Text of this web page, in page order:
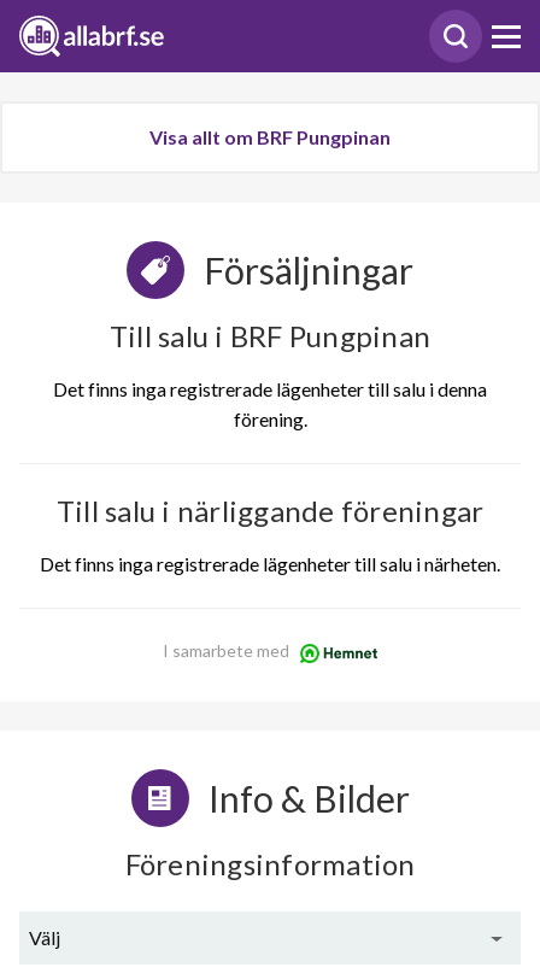
Visa allt om BRF Pungpinan
Försäljningar
Till salu i BRF Pungpinan
Det finns inga registrerade lägenheter till salu i denna
förening.
Till salu i närliggande föreningar
Det finns inga registrerade lägenheter till salu i närheten.
I samarbete med
Info & Bilder
Föreningsinformation
Välj